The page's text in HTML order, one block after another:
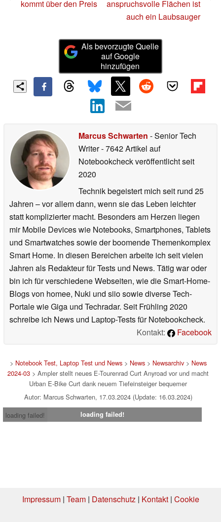
kommt über den Preis
anspruchsvolle Flächen ist
auch ein Laubsauger
Als bevorzugte Quelle
auf Google
hinzufügen
Marcus Schwarten - Senior Tech
Writer- 7642 Artikel auf
Notebookcheck veröffentlichtseit
2020
Technik begeistert mich seit rund 25
Jahren – vor allem dann, wenn sie das Leben leichter
statt komplizierter macht. Besonders am Herzen liegen
mir Mobile Devices wie Notebooks, Smartphones, Tablets
und Smartwatches sowie der boomende Themenkomplex
Smart Home. In diesen Bereichen arbeite ich seit vielen
Jahren als Redakteur für Tests und News. Tätig war oder
bin ich für verschiedene Webseiten, wie die Smart-Home-
Blogs von homee, Nuki und siio sowie diverse Tech-
Portale wie Giga und Techradar. Seit Frühling 2020
schreibe ich News und Laptop-Tests für Notebookcheck.
Kontakt:
Facebook
> Notebook Test, Laptop Test und News> News> Newsarchiv> News
2024-03 > Ampler stellt neues E-Tourenrad Curt Anyroad vor und macht
Urban E-Bike Curt dank neuem Tiefeinsteiger bequemer
Autor: Marcus Schwarten, 17.03.2024 (Update: 16.03.2024)
loading failed!
loading failed!
Impressum| Team| Datenschutz| Kontakt| Cookie